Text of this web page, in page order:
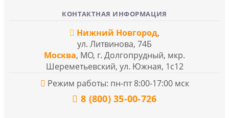
КОНТАКТНАЯ ИНФОРМАЦИЯ
Нижний Новгород,
ул. Литвинова, 74Б
Москва, МО, г. Долгопрудный, мкр.
Шереметьевский, ул. Южная, 1с12
Режим работы: пн-пт 8:00-17:00 мск
8 (800) 35-00-726